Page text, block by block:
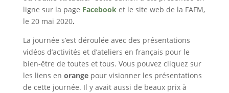
ligne sur la page Facebooket le site web de la FAFM,
le 20 mai 2020.
La journée s’est déroulée avec des présentations
vidéos d’activités et d’ateliers en français pour le
bien-être de toutes et tous. Vous pouvez cliquez sur
les liens en orangepour visionner les présentations
de cette journée. Il y avait aussi de beaux prix à